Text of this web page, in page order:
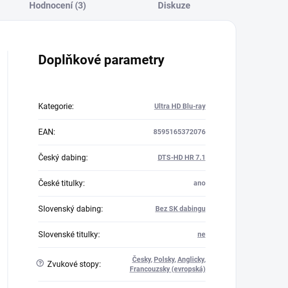
Hodnocení (3) Diskuze
Doplňkové parametry
Kategorie: Ultra HD Blu-ray
EAN: 8595165372076
Český dabing: DTS-HD HR 7.1
České titulky: ano
Slovenský dabing: Bez SK dabingu
Slovenské titulky: ne
? Zvukové stopy: Česky, Polsky,Anglicky,
Francouzsky (evropská)